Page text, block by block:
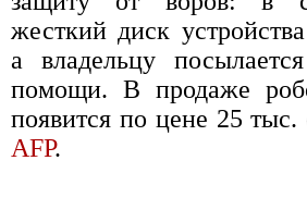
жесткий диск
а владельцу
помощи. В продаже
появится по цене 25 тыс.
AFP.